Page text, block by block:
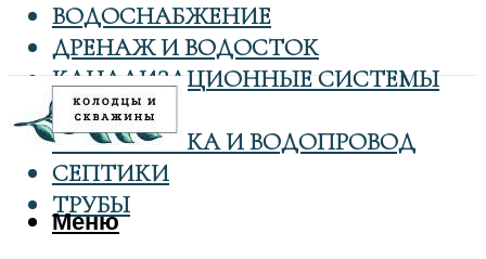
ВОДОСНАБЖЕНИЕ
ДРЕНАЖ И ВОДОСТОК
КАНАЛИЗАЦИОННЫЕ СИСТЕМЫ
КОЛОДЦЫ
САНТЕХНИКА И ВОДОПРОВОД
СЕПТИКИ
ТРУБЫ
Меню